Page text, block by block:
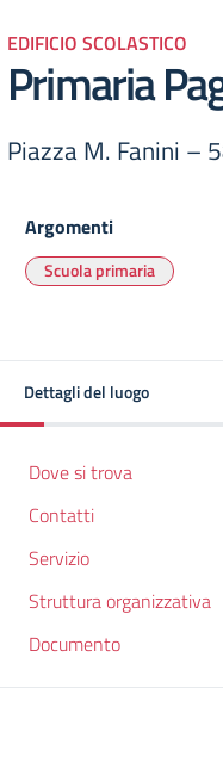
EDIFICIO SCOLASTICO
Primaria
Piazza M. Fanini –
Argomenti
Scuola primaria
Dettagli del luogo
Dove si trova
Contatti
Servizio
Struttura organizzativa
Documento